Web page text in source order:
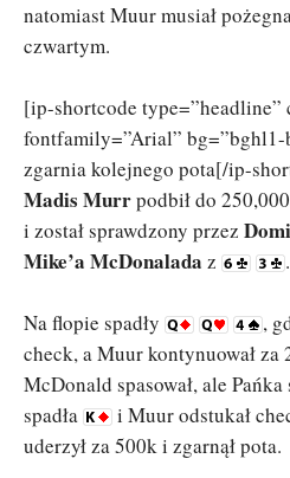
natomiast Muur musiał
czwartym.
[ip-shortcode
fontfamily=”Arial”
zgarnia kolejnego pota[/ip-
Madis Murrpodbił do
i został sprawdzony przez
Mike’a McDonalada z .
Na flopie spadły
,
check, a Muur kontynuował za
McDonald spasował, ale
spadła
i Muur odstukał
uderzył za 500k i zgarnął pota.